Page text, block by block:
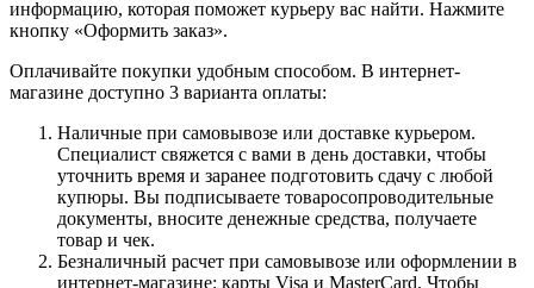
информацию, которая поможет курьеру вас найти. Нажмите
кнопку «Оформить заказ».
Оплачивайте покупки удобным способом. В интернет-
магазине доступно 3 варианта оплаты:
Наличные при самовывозе или доставке курьером.
Специалист свяжется с вами в день доставки, чтобы
уточнить время и заранее подготовить сдачу с любой
купюры. Вы подписываете товаросопроводительные
документы, вносите денежные средства, получаете
товар и чек.
Безналичный расчет при самовывозе или оформлении в
интернет-магазине: карты Visa и MasterCard. Чтобы